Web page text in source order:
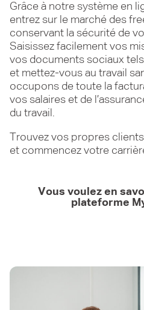
Grâce à notre système en
entrez sur le marché des
conservant la sécurité de
Saisissez facilement vos
vos documents sociaux
et mettez-vous au travail
occupons de toute la
vos salaires et de
du travail.
Trouvez vos propres
et commencez votre
Vous voulez en
plateforme